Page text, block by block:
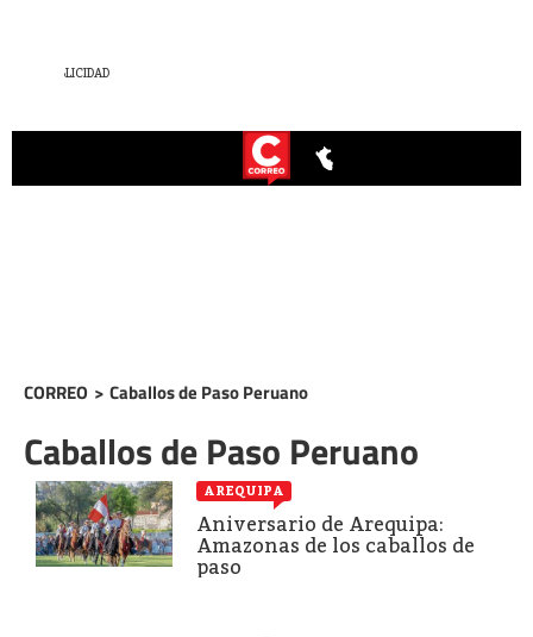
CORREO > Caballos de Paso Peruano
Caballos de Paso Peruano
AREQUIPA
Aniversario de Arequipa:
Amazonas de los caballos de
paso